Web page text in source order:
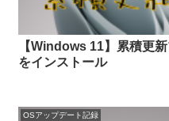
【Windows 11】累積更
をインストール
OSアップデート記録